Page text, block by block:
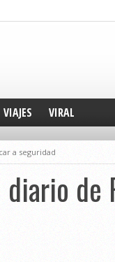
VIAJES VIRAL
a seguridad
de